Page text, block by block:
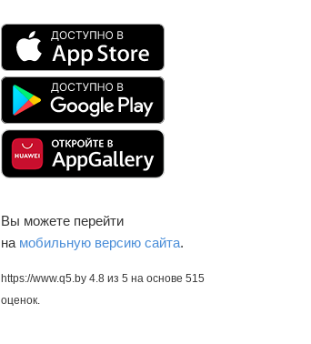
Вы можете перейти
на мобильную версию сайта.
https://www.q5.by 4.8 из 5 на основе 515
оценок.